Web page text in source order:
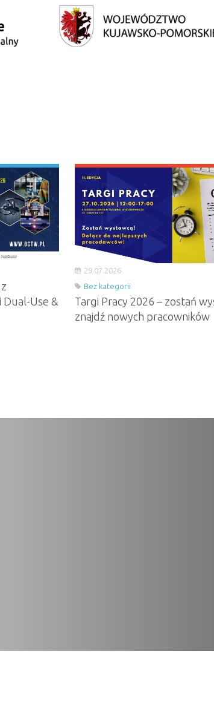
Use &
29.07.2026
Bez kategorii
Targi Pracy 2026 – zostań
znajdź nowych pracowników